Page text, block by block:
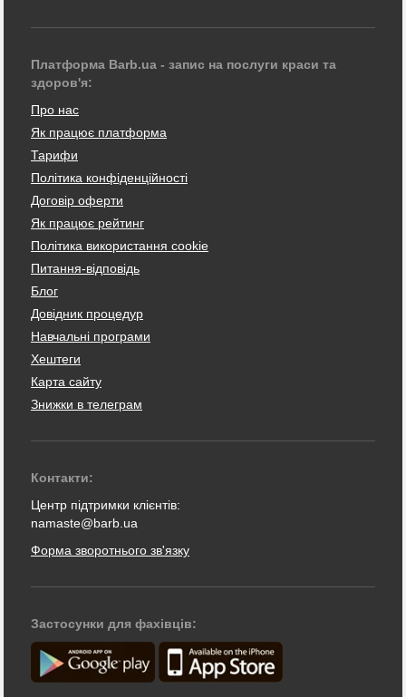
Платформа Barb.ua - запис на послуги краси та
здоров'я:
Про нас
Як працює платформа
Тарифи
Політика конфіденційності
Договір оферти
Як працює рейтинг
Політика використання cookie
Питання-відповідь
Блог
Довідник процедур
Навчальні програми
Хештеги
Карта сайту
Знижки в телеграм
Контакти:
Центр підтримки клієнтів:
namaste@barb.ua
Форма зворотнього зв'язку
Застосунки для фахівців: